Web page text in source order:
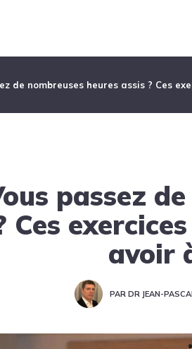
de nombreuses heures assis ? Ces
passez
Ces
avoir
PAR DR JEAN-